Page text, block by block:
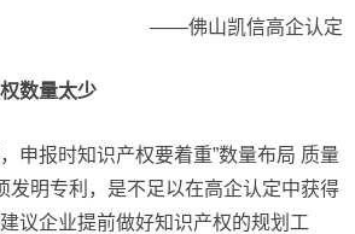
——佛山凯信高企认定
数量太少
申报时知识产权要着重”数量布局 质量
发明专利，是不足以在高企认定中获得
议企业提前做好知识产权的规划工